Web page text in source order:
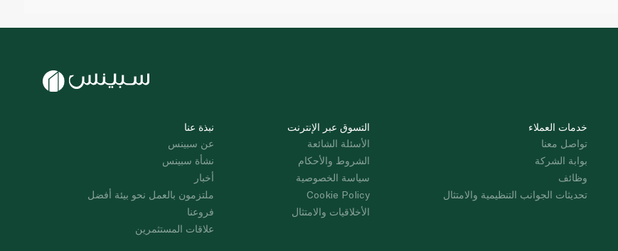
نبذة عنا
عن سبينس
نشأة سبينس
أخبار
ملتزمون بالعمل نحو بيئة أفضل
فروعنا
علاقات المستثمرين
التسوق عبر الإنترنت
الأسئلة الشائعة
الشروط والأحكام
سياسة الخصوصية
Cookie Policy
الأخلاقيات والامتثال
خدمات العملاء
تواصل معنا
بوابة الشركة
وظائف
تحديثات الجوانب التنظيمية والامتثال